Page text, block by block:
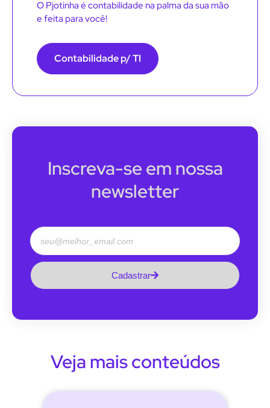
O Pjotinha é contabilidade na palma da sua mão
e feita para você!
Contabilidade p/ TI
Inscreva-se em nossa
newsletter
Cadastrar
Veja mais conteúdos